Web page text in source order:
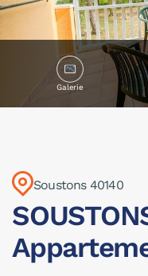
Galerie
Soustons 40140